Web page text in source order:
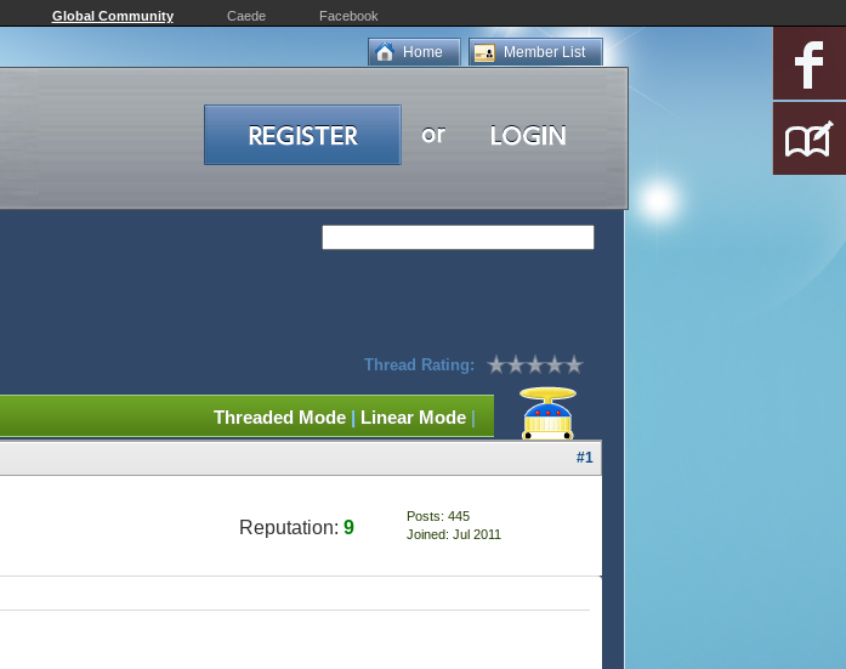
Global Community Caede Facebook
Member List
Home
Thread Rating:
Threaded Mode | Linear Mode |
#1
Reputation: 9
Posts: 445
Joined: Jul 2011